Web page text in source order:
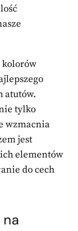
kolorów
atutów.
tylko
wzmacnia
jest
elementów
do cech
na